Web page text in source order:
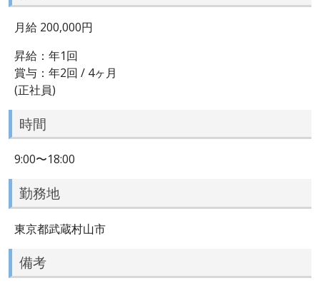
月給 200,000円
昇給：年1回
賞与：年2回 / 4ヶ月
(正社員)
時間
9:00〜18:00
勤務地
東京都武蔵村山市
備考